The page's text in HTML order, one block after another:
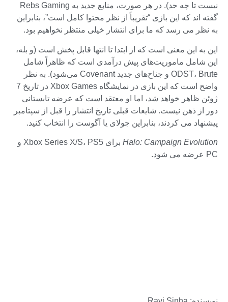
نیست تا چه حد). در هر صورت، منابع جدید به Rebs Gaming
گفته اند که این بازی “تقریباً از نظر محتوا کامل است”، بنابراین
به نظر می رسد که ما برای انتشار خیلی منتظر نخواهیم بود.
این به این معنی است که از ابتدا تا انتها قابل پخش است (و بله،
این شامل ماموریت‌های پیش درآمدی است که ظاهراً شامل
ODST، Brute و جناح‌های جدید Covenant می‌شود). به نظر
واضح است که این بازی در نمایشگاه Xbox Games در تاریخ 7
ژوئن ظاهر خواهد شد، اما او معتقد است که عرضه تابستانی
دور از ذهن نیست. شایعات قبلی تاریخ انتشار را قبل از سپتامبر
پیشنهاد می کردند، بنابراین جولای یا آگوست را انتخاب کنید.
Halo: Campaign Evolution
برای Xbox Series X/S، PS5 و
PC عرضه می شود.